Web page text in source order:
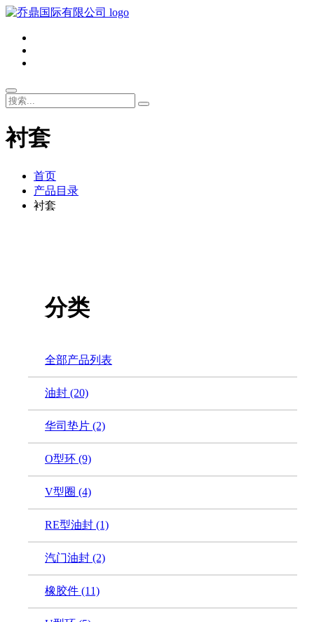
衬套
首页
产品目录
衬套
分类
全部产品列表
油封 (20)
华司垫片 (2)
O型环 (9)
V型圈 (4)
RE型油封 (1)
汽门油封 (2)
橡胶件 (11)